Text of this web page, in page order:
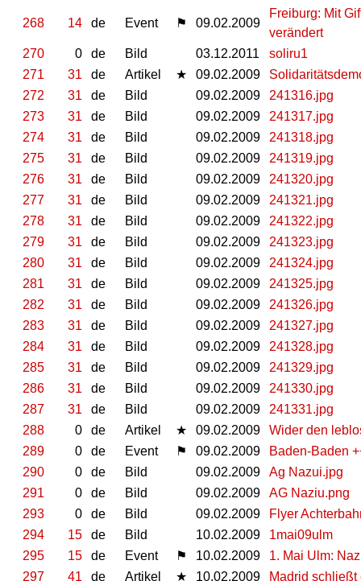
268 14 de Event ⚑ 09.02.2009
Freiburg: Mit
verändert
270
0 de Bild 03.12.2011
soliru1
271
31 de Artikel ★ 09.02.2009
272
31 de Bild 09.02.2009
241316.jpg
273
31 de Bild 09.02.2009
241317.jpg
274
31 de Bild 09.02.2009
241318.jpg
275
31 de Bild 09.02.2009
241319.jpg
276
31 de Bild 09.02.2009
241320.jpg
277
31 de Bild 09.02.2009
241321.jpg
278
31 de Bild 09.02.2009
241322.jpg
279
31 de Bild 09.02.2009
241323.jpg
280
31 de Bild 09.02.2009
241324.jpg
281
31 de Bild 09.02.2009
241325.jpg
282
31 de Bild 09.02.2009
241326.jpg
283
31 de Bild 09.02.2009
241327.jpg
284
31 de Bild 09.02.2009
241328.jpg
285
31 de Bild 09.02.2009
241329.jpg
286
31 de Bild 09.02.2009
241330.jpg
287
31 de Bild 09.02.2009
241331.jpg
288
0 de Artikel ★ 09.02.2009
Wider den
289
0 de Event ⚑ 09.02.2009
Baden-Baden
290
0 de Bild 09.02.2009
Ag Nazui.jpg
291
0 de Bild 09.02.2009
AG Naziu.png
293
0 de Bild 09.02.2009
Flyer
294
15 de Bild 10.02.2009
1mai09ulm
295
15 de Event ⚑ 10.02.2009
1. Mai Ulm:
297
41 de Artikel ★ 10.02.2009 Madrid